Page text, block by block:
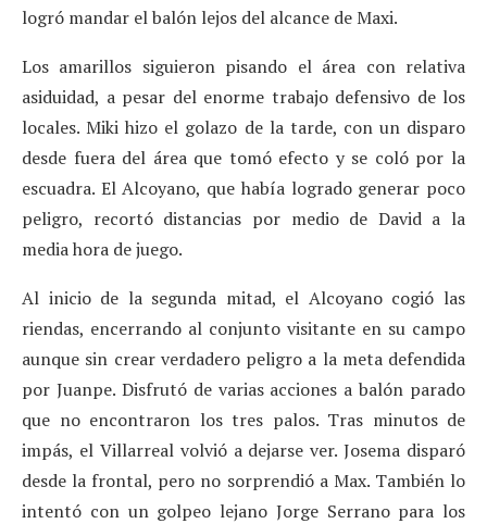
logró mandar el balón lejos del alcance de Maxi.
Los amarillos siguieron pisando el área con relativa
asiduidad, a pesar del enorme trabajo defensivo de los
locales. Miki hizo el golazo de la tarde, con un disparo
desde fuera del área que tomó efecto y se coló por la
escuadra. El Alcoyano, que había logrado generar poco
peligro, recortó distancias por medio de David a la
media hora de juego.
Al inicio de la segunda mitad, el Alcoyano cogió las
riendas, encerrando al conjunto visitante en su campo
aunque sin crear verdadero peligro a la meta defendida
por Juanpe. Disfrutó de varias acciones a balón parado
que no encontraron los tres palos. Tras minutos de
impás, el Villarreal volvió a dejarse ver. Josema disparó
desde la frontal, pero no sorprendió a Max. También lo
intentó con un golpeo lejano Jorge Serrano para los